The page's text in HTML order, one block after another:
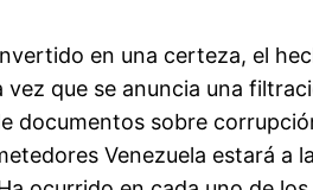
en una certeza, el
vez que se anuncia una
documentos sobre
Venezuela estará a la